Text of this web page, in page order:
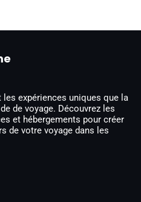
expériences uniques que la
de voyage. Découvrez les
et hébergements pour créer
de votre voyage dans les